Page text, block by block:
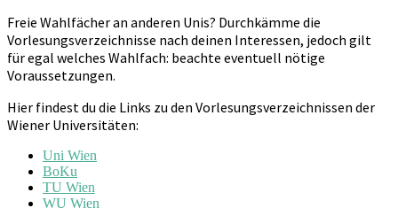
Freie Wahlfächer an anderen Unis? Durchkämme die
Vorlesungsverzeichnisse nach deinen Interessen, jedoch gilt
für egal welches Wahlfach: beachte eventuell nötige
Voraussetzungen.
Hier findest du die Links zu den Vorlesungsverzeichnissen der
Wiener Universitäten:
Uni Wien
BoKu
TU Wien
WU Wien